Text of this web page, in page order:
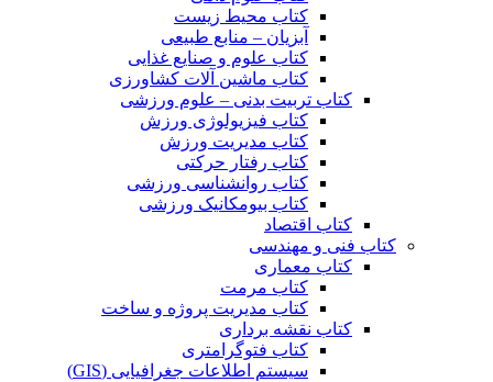
کتاب محیط زیست
آبزیان – منابع طبیعی
کتاب علوم و صنایع غذایی
کتاب ماشین آلات کشاورزی
کتاب تربیت بدنی – علوم ورزشی
کتاب فیزیولوژی ورزش
کتاب مدیریت ورزش
کتاب رفتار حرکتی
کتاب روانشناسی ورزشی
کتاب بیومکانیک ورزشی
کتاب اقتصاد
کتاب فنی و مهندسی
کتاب معماری
کتاب مرمت
کتاب مدیریت پروژه و ساخت
کتاب نقشه برداری
کتاب فتوگرامتری
سیستم اطلاعات جغرافیایی (GIS)